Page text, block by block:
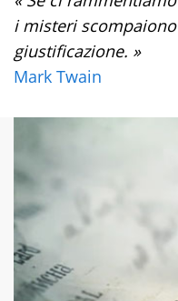
i misteri
giustificazione. »
Mark Twain